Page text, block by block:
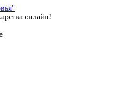
онлайн!